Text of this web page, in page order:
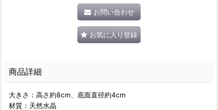
お問い合わせ
お気に入り登録
商品詳細
大きさ：高さ約8cm、底面直径約4cm
材質：天然水晶